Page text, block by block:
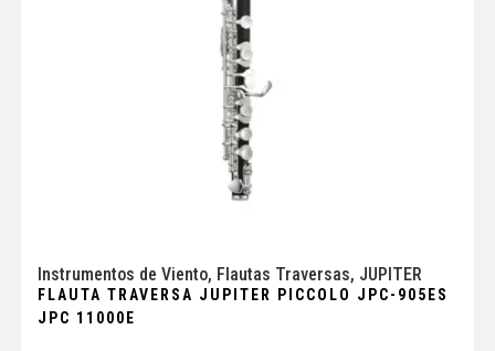
Instrumentos de Viento, Flautas Traversas, JUPITER
FLAUTA TRAVERSA JUPITER PICCOLO JPC-905ES
JPC 11000E